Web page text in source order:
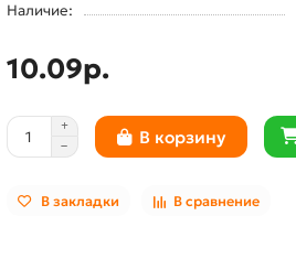
Наличие:
10.09р.
В корзину
В закладки В сравнение